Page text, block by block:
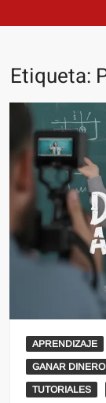
Etiqueta:
APRENDIZAJE
GANAR DINERO
TUTORIALES